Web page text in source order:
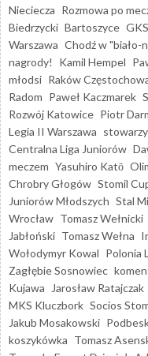
Nieciecza Rozmowa po
Biedrzycki Bartoszyce
Warszawa Chodź w "biało-
nagrody!
Kamil Hempel
młodsi Raków
Radom Paweł Kaczmarek
Rozwój Katowice Piotr
Legia II Warszawa
Centralna Liga Juniorów
meczem Yasuhiro Katō
Chrobry Głogów Stomil
Juniorów Młodszych Stal
Wrocław Tomasz Wełnicki
Jabłoński Tomasz Wełna
Wołodymyr Kowal Polonia
Zagłębie Sosnowiec
Kujawa
Jarosław Ratajczak
MKS Kluczbork Socios
Jakub Mosakowski
koszykówka Tomasz